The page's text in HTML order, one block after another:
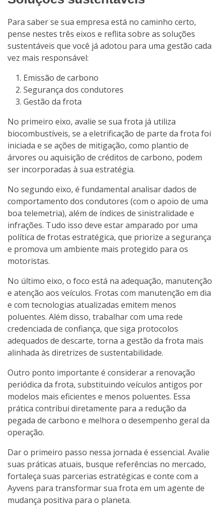
Para saber se sua empresa está no caminho certo,
pense nestes três eixos e reflita sobre as soluções
sustentáveis que você já adotou para uma gestão cada
vez mais responsável:
Emissão de carbono
Segurança dos condutores
Gestão da frota
No primeiro eixo, avalie se sua frota já utiliza
biocombustíveis, se a eletrificação de parte da frota foi
iniciada e se ações de mitigação, como plantio de
árvores ou aquisição de créditos de carbono, podem
ser incorporadas à sua estratégia.
No segundo eixo, é fundamental analisar dados de
comportamento dos condutores (com o apoio de uma
boa telemetria), além de índices de sinistralidade e
infrações. Tudo isso deve estar amparado por uma
política de frotas estratégica, que priorize a segurança
e promova um ambiente mais protegido para os
motoristas.
No último eixo, o foco está na adequação, manutenção
e atenção aos veículos. Frotas com manutenção em dia
e com tecnologias atualizadas emitem menos
poluentes. Além disso, trabalhar com uma rede
credenciada de confiança, que siga protocolos
adequados de descarte, torna a gestão da frota mais
alinhada às diretrizes de sustentabilidade.
Outro ponto importante é considerar a renovação
periódica da frota, substituindo veículos antigos por
modelos mais eficientes e menos poluentes. Essa
prática contribui diretamente para a redução da
pegada de carbono e melhora o desempenho geral da
operação.
Dar o primeiro passo nessa jornada é essencial. Avalie
suas práticas atuais, busque referências no mercado,
fortaleça suas parcerias estratégicas e conte com a
Ayvens para transformar sua frota em um agente de
mudança positiva para o planeta.